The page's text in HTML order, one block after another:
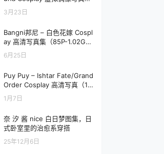
【14P-110.3M】
3月23日
Bangni邦尼 – 白色花嫁 Cospl
ay 高清写真集（85P-1.02G
B）
6月25日
Puy Puy – Ishtar Fate/Grand
Order Cosplay 高清写真（14
3P-1.68GB）
1月7日
奈 汐 酱 nice 白日梦图集，日
式卧室里的治愈系穿搭
25年12月6日